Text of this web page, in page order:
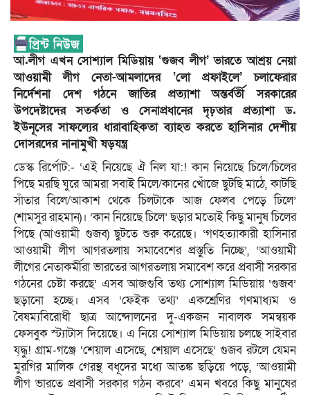
আ.লীগ এখন সোশ্যাল মিডিয়ায় ‘গুজব লীগ’ ভারতে আশ্রয় নেয়া
আওয়ামী লীগ নেতা-আমলাদের ‘লো প্রফাইলে’ চলাফেরার
নির্দেশনা দেশ গঠনে জাতির প্রত্যাশা অন্তর্বর্তী সরকারের
উপদেষ্টাদের সতর্কতা ও সেনাপ্রধানের দৃঢ়তার প্রত্যাশা ড.
ইউনূসের সাফল্যের ধারাবাহিকতা ব্যাহত করতে হাসিনার দেশীয়
দোসরদের নানামুখী ষড়যন্ত্র
ডেস্ক রির্পোট:- ‘এই নিয়েছে ঐ নিল যা:! কান নিয়েছে চিলে/চিলের
পিছে মরছি ঘুরে আমরা সবাই মিলে/কানের খোঁজে ছুটছি মাঠে, কাটছি
সাঁতার বিলে/আকাশ থেকে চিলটাকে আজ ফেলব পেড়ে ঢিলে’
(শামসুর রাহমান)। ‘কান নিয়েছে চিলে’ ছড়ার মতোই কিছু মানুষ চিলের
পিছে (আওয়ামী গুজব) ছুটতে শুরু করেছে। ‘গণহত্যাকারী হাসিনার
আওয়ামী লীগ আগরতলায় সমাবেশের প্রস্তুতি নিচ্ছে’, ‘আওয়ামী
লীগের নেতাকর্মীরা ভারতের আগরতলায় সমাবেশ করে প্রবাসী সরকার
গঠনের চেষ্টা করছে’ এসব আজগুবি তথ্য সোশ্যাল মিডিয়ায় ‘গুজব’
ছড়ানো হচ্ছে। এসব ‘ফেইক তথ্য’ একশ্রেণির গণমাধ্যম ও
বৈষম্যবিরোধী ছাত্র আন্দোলনের দু-একজন নাবালক সমন্বয়ক
ফেসবুক স্ট্যাটাস দিয়েছে। এ নিয়ে সোশ্যাল মিডিয়ায় চলছে সাইবার
য্দ্ধু! গ্রাম-গঞ্জে ‘শেয়াল এসেছে, শেয়াল এসেছে’ গুজব রটলে যেমন
মুরগির মালিক গেরস্থ বধূদের মধ্যে আতঙ্ক ছড়িয়ে পড়ে, ‘আওয়ামী
লীগ ভারতে প্রবাসী সরকার গঠন করবে’ এমন খবরে কিছু মানুষের